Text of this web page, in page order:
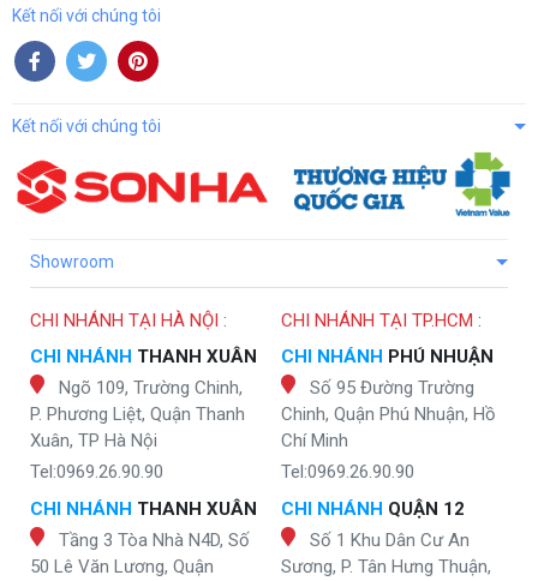
Kết nối với chúng tôi
Kết nối với chúng tôi
Showroom
CHI NHÁNH TẠI HÀ NỘI :
CHI NHÁNH THANH XUÂN
Ngõ 109, Trường Chinh,
P. Phương Liệt, Quận Thanh
Xuân, TP Hà Nội
Tel:0969.26.90.90
CHI NHÁNH THANH XUÂN
Tầng 3 Tòa Nhà N4D, Số
50 Lê Văn Lương, Quận
CHI NHÁNH TẠI TP.HCM :
CHI NHÁNH PHÚ NHUẬN
Số 95 Đường Trường
Chinh, Quận Phú Nhuận, Hồ
Chí Minh
Tel:0969.26.90.90
CHI NHÁNH QUẬN 12
Số 1 Khu Dân Cư An
Sương, P. Tân Hưng Thuận,